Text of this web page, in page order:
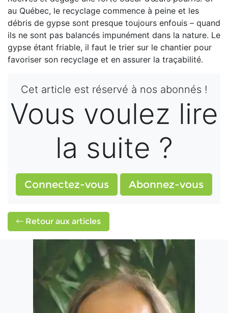
au Québec, le recyclage commence à peine et les
débris de gypse sont presque toujours enfouis – quand
ils ne sont pas balancés impunément dans la nature. Le
gypse étant friable, il faut le trier sur le chantier pour
favoriser son recyclage et en assurer la traçabilité.
Cet article est réservé à nos abonnés !
Vous voulez lire
la suite ?
Connectez-vous Abonnez-vous
Retour aux articles